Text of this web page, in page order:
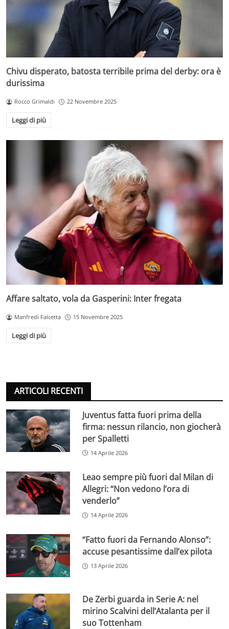
Chivu disperato, batosta terribile prima del derby: ora è
durissima
Rocco Grimaldi 22 Novembre 2025
Leggi di più
Affare saltato, vola da Gasperini: Inter fregata
Manfredi Falcetta 15 Novembre 2025
Leggi di più
ARTICOLI RECENTI
Juventus fatta fuori prima della
firma: nessun rilancio, non giocherà
per Spalletti
14 Aprile 2026
Leao sempre più fuori dal Milan di
Allegri: “Non vedono l’ora di
venderlo”
14 Aprile 2026
“Fatto fuori da Fernando Alonso”:
accuse pesantissime dall’ex pilota
13 Aprile 2026
De Zerbi guarda in Serie A: nel
mirino Scalvini dell’Atalanta per il
suo Tottenham